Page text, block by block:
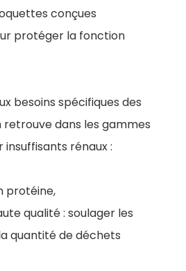
conçues
protéger la fonction
besoins spécifiques des
retrouve dans les gammes
rénaux :
protéine,
qualité : soulager les
quantité de déchets